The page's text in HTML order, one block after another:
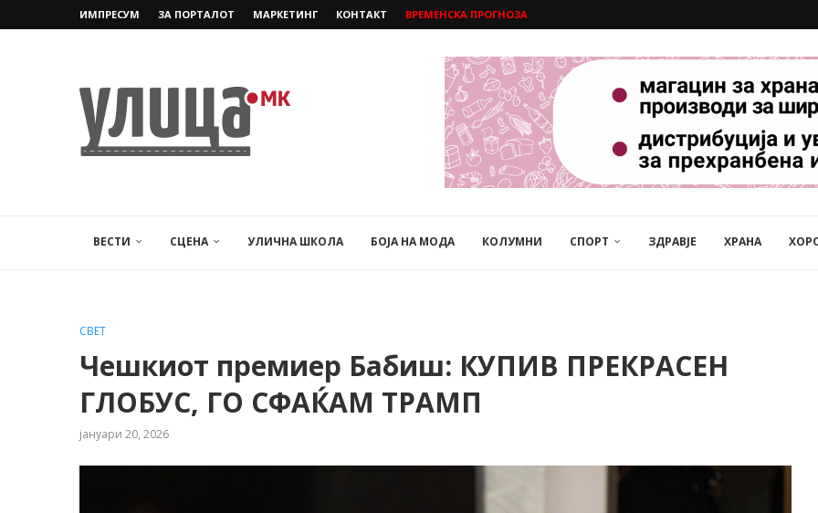
ИМПРЕСУМ ЗА ПОРТАЛОТ МАРКЕТИНГ КОНТАКТ ВРЕМЕНСКА ПРОГНОЗА
ВЕСТИ СЦЕНА УЛИЧНА ШКОЛА БОЈА НА МОДА КОЛУМНИ СПОРТ ЗДРАВЈЕ ХРАНА
СВЕТ
Чешкиот премиер Бабиш: КУПИВ ПРЕКРАСЕН
ГЛОБУС, ГО СФАЌАМ ТРАМП
јануари 20, 2026